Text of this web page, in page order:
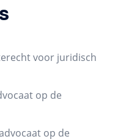
voor juridisch
op de
op de